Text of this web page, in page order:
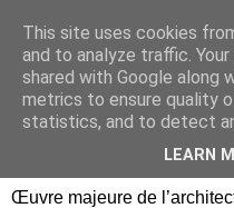
Briançon,
Vauban
Œuvre majeure de
This site uses cookies
and to analyze traffic.
shared with Google along
metrics to ensure quality
statistics, and to detect
LEARN